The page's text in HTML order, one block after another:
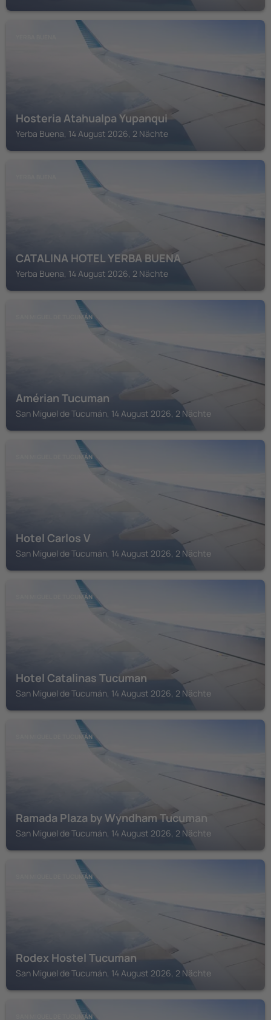
Hosteria Atahualpa Yupanqui
Yerba Buena, 14 August 2026, 2 Nächte
CATALINA HOTEL YERBA BUENA
Yerba Buena, 14 August 2026, 2 Nächte
SAN MIGUEL DE TUCUMÁN
Amérian Tucuman
San Miguel de Tucumán, 14 August 2026, 2 Nächte
SAN MIGUEL DE TUCUMÁN
Hotel Carlos V
San Miguel de Tucumán, 14 August 2026, 2 Nächte
SAN MIGUEL DE TUCUMÁN
Hotel Catalinas Tucuman
San Miguel de Tucumán, 14 August 2026, 2 Nächte
SAN MIGUEL DE TUCUMÁN
Ramada Plaza by Wyndham Tucuman
San Miguel de Tucumán, 14 August 2026, 2 Nächte
SAN MIGUEL DE TUCUMÁN
Rodex Hostel Tucuman
San Miguel de Tucumán, 14 August 2026, 2 Nächte
SAN MIGUEL DE TUCUMÁN